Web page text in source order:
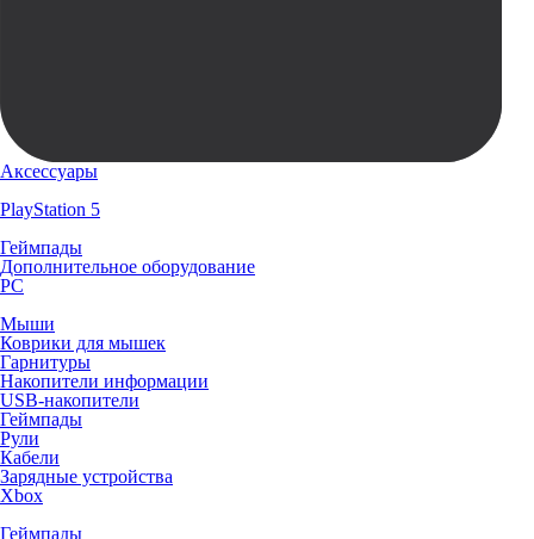
Аксессуары
PlayStation 5
Геймпады
Дополнительное оборудование
PC
Мыши
Коврики для мышек
Гарнитуры
Накопители информации
USB-накопители
Геймпады
Рули
Кабели
Зарядные устройства
Xbox
Геймпады